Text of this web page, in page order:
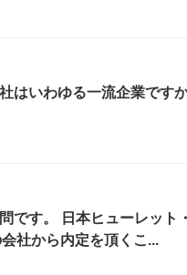
はいわゆる一流企業です
です。 日本ヒューレット
社から内定を頂くこ...